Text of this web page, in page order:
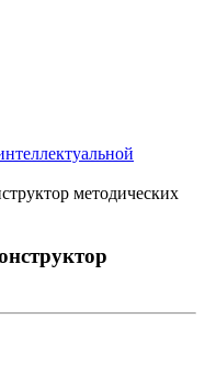
методических